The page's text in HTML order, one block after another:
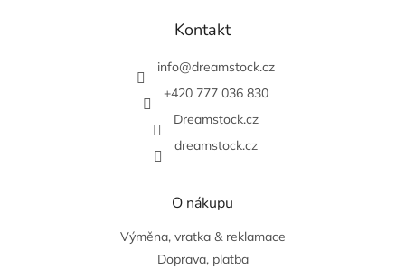
Kontakt
info@dreamstock.cz
+420 777 036 830
Dreamstock.cz
dreamstock.cz
O nákupu
Výměna, vratka & reklamace
Doprava, platba